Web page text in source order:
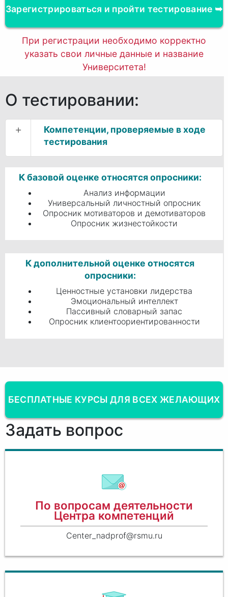
Зарегистрироваться и пройти тестирование ➥
При регистрации необходимо корректно
указать свои личные данные и название
Университета!
О тестировании:
+
Компетенции, проверяемые в ходе
тестирования
К базовой оценке относятся опросники:
Анализ информации
Универсальный личностный опросник
Опросник мотиваторов и демотиваторов
Опросник жизнестойкости
К дополнительной оценке относятся
опросники:
Ценностные установки лидерства
Эмоциональный интеллект
Пассивный словарный запас
Опросник клиентоориентированности
БЕСПЛАТНЫЕ КУРСЫ ДЛЯ ВСЕХ ЖЕЛАЮЩИХ
Задать вопрос
По вопросам деятельности
Центра компетенций
Center_nadprof@rsmu.ru